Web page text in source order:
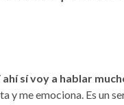
sí voy a hablar
y me emociona. Es un